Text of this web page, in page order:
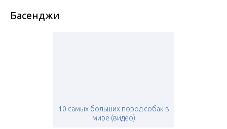
Басенджи
10 самых больших пород собак в
мире (видео)